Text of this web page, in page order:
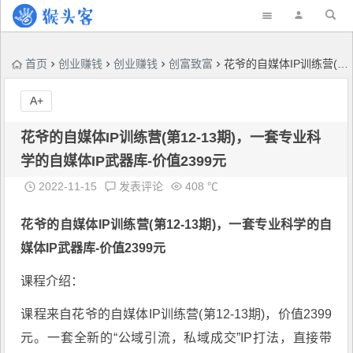
首页 创业赚钱 创业赚钱 创富致富 花爷的自媒体IP训练营(第12-13期)，一套专业科学的自媒体IP武器库-价值2399元
花爷的自媒体IP训练营(第12-13期)，一套专业科
学的自媒体IP武器库-价值2399元
2022-11-15 发表评论 408 ℃
花爷的自媒体IP训练营(第12-13期)，一套专业科学的自
媒体IP武器库-价值2399元
课程介绍：
课程来自花爷的自媒体IP训练营(第12-13期)，价值2399
元。一套全新的“公域引流，私域成交”IP打法，直接带
A+